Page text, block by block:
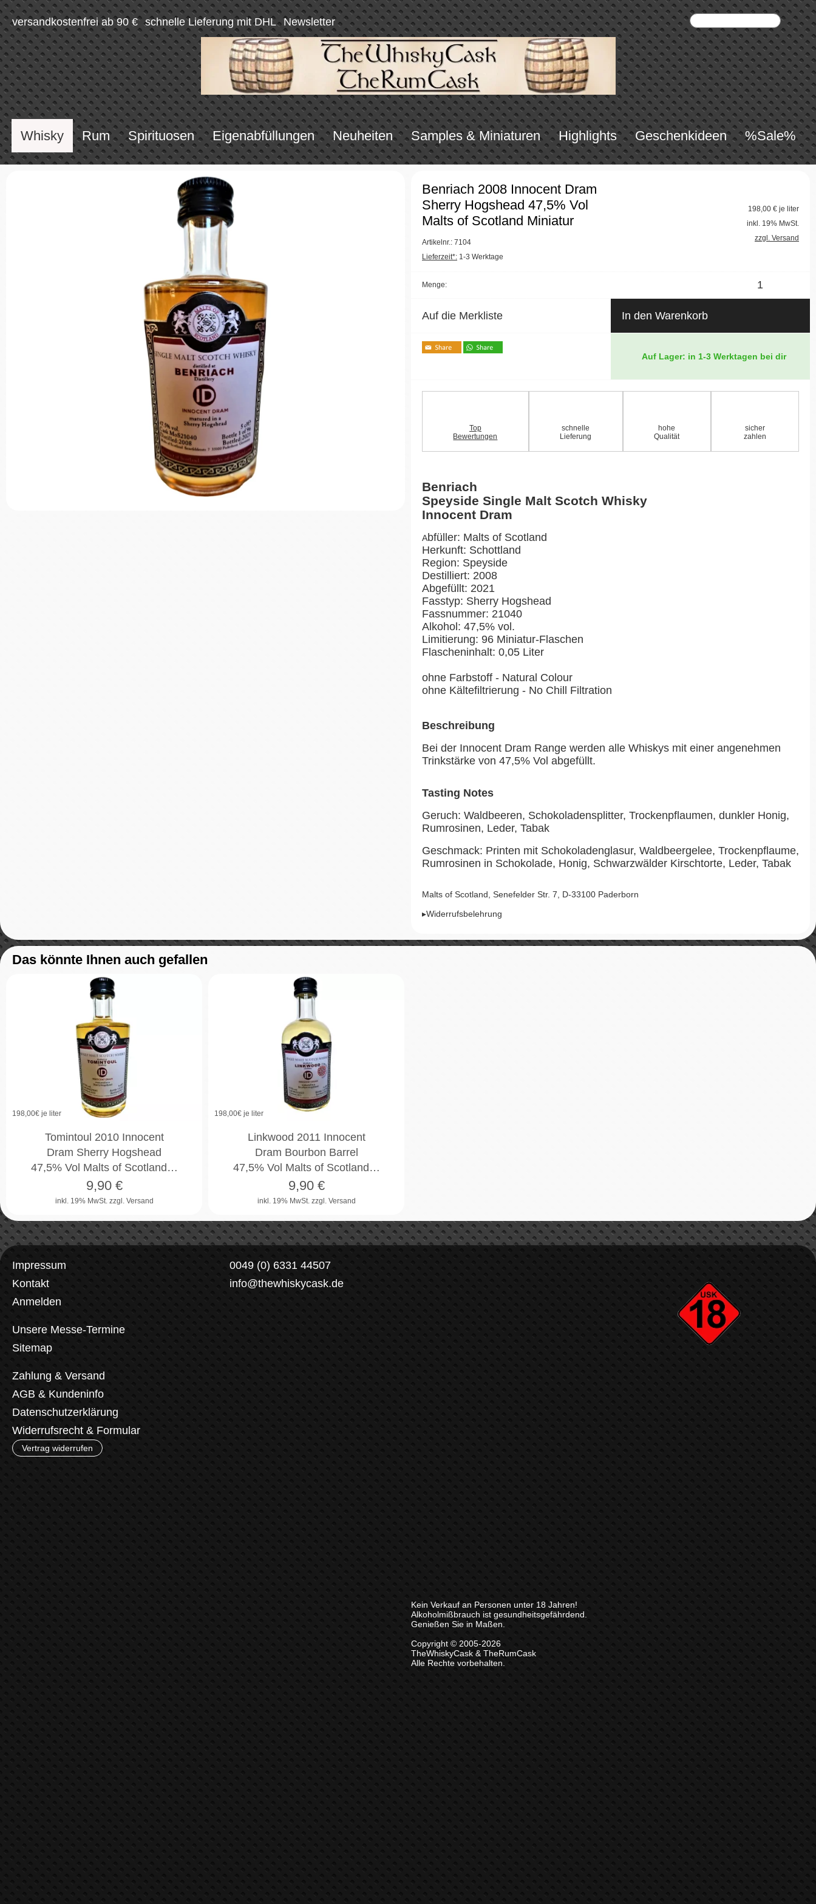
versandkostenfrei ab 90 € schnelle Lieferung mit DHL Newsletter
Whisky Rum Spirituosen Eigenabfüllungen Neuheiten Samples & Miniaturen Highlights Geschenkideen %Sale%
Benriach 2008 Innocent Dram
Sherry Hogshead 47,5% Vol
Malts of Scotland Miniatur
Artikelnr.: 7104
Lieferzeit*: 1-3 Werktage
198,00 € je liter
inkl. 19% MwSt.
zzgl. Versand
Menge:
Auf die Merkliste In den Warenkorb
Auf Lager: in 1-3 Werktagen bei dir
Top
Bewertungen
schnelle
Lieferung
hohe
Qualität
sicher
zahlen
Benriach
Speyside Single Malt Scotch Whisky
Innocent Dram
Abfüller: Malts of Scotland
Herkunft: Schottland
Region: Speyside
Destilliert: 2008
Abgefüllt: 2021
Fasstyp: Sherry Hogshead
Fassnummer: 21040
Alkohol: 47,5% vol.
Limitierung: 96 Miniatur-Flaschen
Flascheninhalt: 0,05 Liter
ohne Farbstoff - Natural Colour
ohne Kältefiltrierung - No Chill Filtration
Beschreibung
Bei der Innocent Dram Range werden alle Whiskys mit einer angenehmen
Trinkstärke von 47,5% Vol abgefüllt.
Tasting Notes
Geruch: Waldbeeren, Schokoladensplitter, Trockenpflaumen, dunkler Honig,
Rumrosinen, Leder, Tabak
Geschmack: Printen mit Schokoladenglasur, Waldbeergelee, Trockenpflaume,
Rumrosinen in Schokolade, Honig, Schwarzwälder Kirschtorte, Leder, Tabak
Malts of Scotland, Senefelder Str. 7, D-33100 Paderborn
▸Widerrufsbelehrung
Das könnte Ihnen auch gefallen
198,00€ je liter
Tomintoul 2010 Innocent
Dram Sherry Hogshead
47,5% Vol Malts of Scotland…
inkl. 19% MwSt. zzgl. Versand
9,90€
198,00€ je liter
Linkwood 2011 Innocent
Dram Bourbon Barrel
47,5% Vol Malts of Scotland…
inkl. 19% MwSt. zzgl. Versand
9,90€
Impressum
Kontakt
Anmelden
Unsere Messe-Termine
Sitemap
Zahlung & Versand
AGB & Kundeninfo
Datenschutzerklärung
Widerrufsrecht & Formular
Vertrag widerrufen
0049 (0) 6331 44507
info@thewhiskycask.de
Kein Verkauf an Personen unter 18 Jahren!
Alkoholmißbrauch ist gesundheitsgefährdend.
Genießen Sie in Maßen.
Copyright © 2005-2026
TheWhiskyCask & TheRumCask
Alle Rechte vorbehalten.